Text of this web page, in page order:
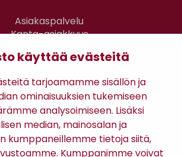
käyttää evästeitä
tarjoamamme sisällön ja
ominaisuuksien tukemiseen
analysoimiseen. Lisäksi
median, mainosalan ja
kumppaneillemme tietoja siitä,
Kumppanimme voivat
Asiakaspalvelu
Kanta-asiakkuus
Gomee Ratsula Café
Sopimusehdot
Tietosuojaseloste
Maksutavat